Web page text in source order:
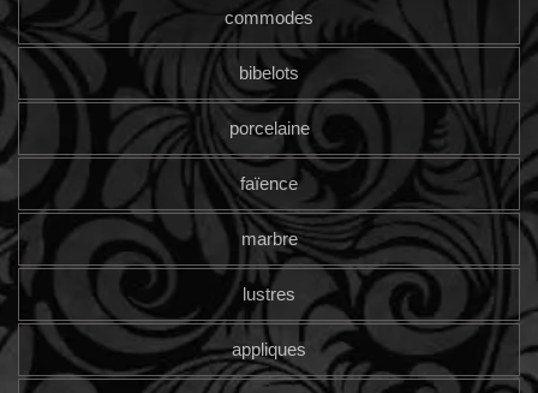
commodes
bibelots
porcelaine
faïence
marbre
lustres
appliques